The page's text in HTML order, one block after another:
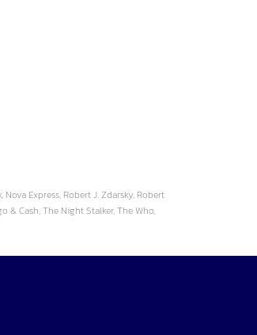
Express, Robert J. Zdarsky, Robert
& Cash, The Night Stalker, The Who,